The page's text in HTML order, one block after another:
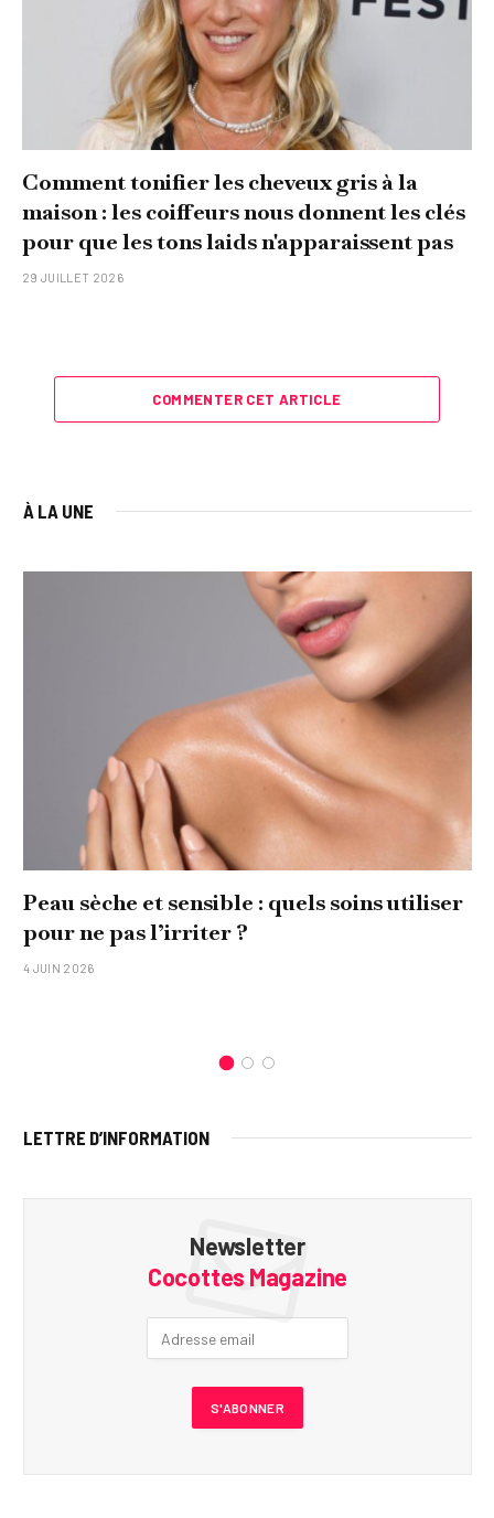
Comment tonifier les cheveux gris à la
maison : les coiffeurs nous donnent les clés
pour que les tons laids n'apparaissent pas
29 JUILLET 2026
COMMENTER CET ARTICLE
À LA UNE
Comment réaliser un tableau personnalisé
original pour sa famille ?
15 JANVIER 2026
LETTRE D’INFORMATION
Newsletter
Cocottes Magazine